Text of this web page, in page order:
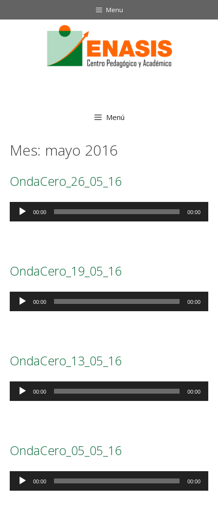
Menu
Menú
Mes: mayo 2016
OndaCero_26_05_16
Reproductor
00:00 00:00
OndaCero_19_05_16
Reproductor
00:00 00:00
OndaCero_13_05_16
Reproductor
00:00 00:00
OndaCero_05_05_16
Reproductor
00:00 00:00